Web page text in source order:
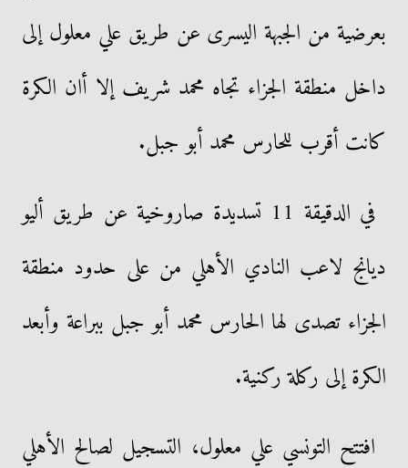
بعرضية من الجبهة اليسرى عن طريق علي معلول إلى
داخل منطقة الجزاء تجاه محمد شريف إلا أان الكرة
كانت أقرب للحارس محمد أبو جبل.
في الدقيقة 11 تسديدة صاروخية عن طريق أليو
ديانج لاعب النادي الأهلي من على حدود منطقة
الجزاء تصدى لها الحارس محمد أبو جبل ببراعة وأبعد
الكرة إلى ركلة ركنية.
افتتح التونسي علي معلول، التسجيل لصالح الأهلي